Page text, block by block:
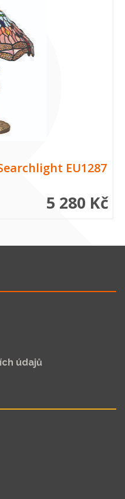
EU1287
5 280 Kč
údajů